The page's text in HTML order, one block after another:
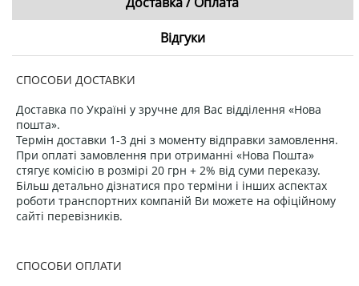
Відгуки
СПОСОБИ ДОСТАВКИ
Доставка по Україні у зручне для Вас відділення «Нова
пошта».
Термін доставки 1-3 дні з моменту відправки замовлення.
При оплаті замовлення при отриманні «Нова Пошта»
стягує комісію в розмірі 20 грн + 2% від суми переказу.
Більш детально дізнатися про терміни і інших аспектах
роботи транспортних компаній Ви можете на офіційному
сайті перевізників.
СПОСОБИ ОПЛАТИ